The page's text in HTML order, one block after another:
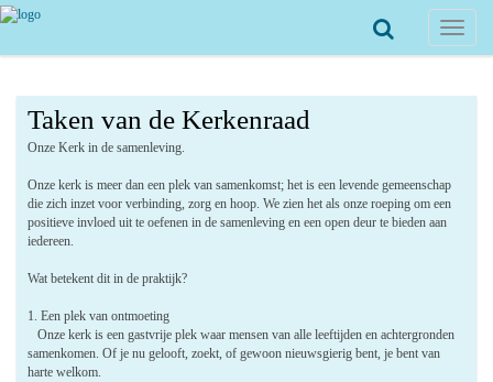
Toggle
Taken van de Kerkenraad
Onze Kerk in de samenleving.
Onze kerk is meer dan een plek van samenkomst; het is een levende gemeenschap
die zich inzet voor verbinding, zorg en hoop. We zien het als onze roeping om een
positieve invloed uit te oefenen in de samenleving en een open deur te bieden aan
iedereen.
Wat betekent dit in de praktijk?
1. Een plek van ontmoeting
Onze kerk is een gastvrije plek waar mensen van alle leeftijden en achtergronden
samenkomen. Of je nu gelooft, zoekt, of gewoon nieuwsgierig bent, je bent van
harte welkom.